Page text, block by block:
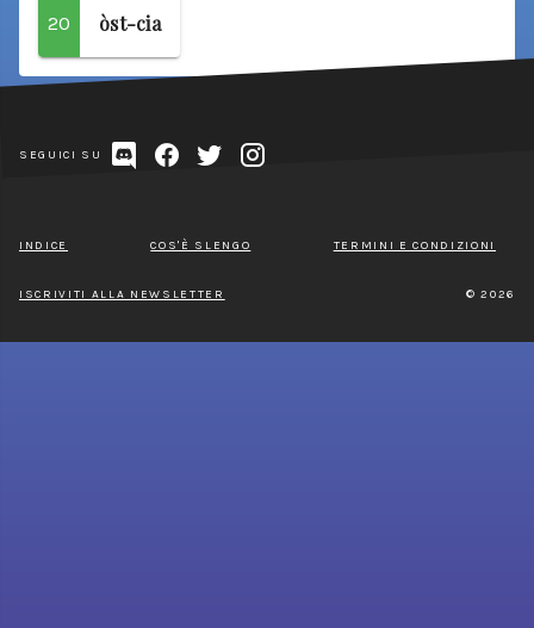
20 òst-cia
SEGUICI SU
INDICE COS'È SLENGO TERMINI E CONDIZIONI
ISCRIVITI ALLA NEWSLETTER © 2026